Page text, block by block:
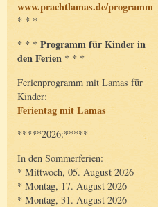
www.prachtlamas.de/programm
* * *
* * * Programm für Kinder in
den Ferien * * *
Ferienprogramm mit Lamas für
Kinder:
Ferientag mit Lamas
*****2026:*****
In den Sommerferien:
* Mittwoch, 05. August 2026
* Montag, 17. August 2026
* Montag, 31. August 2026